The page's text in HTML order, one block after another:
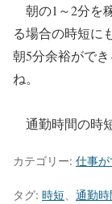
朝の1～2分を
る場合の時短に
朝5分余裕がで
ね。
通勤時間の時
カテゴリー: 仕事
タグ: 時短 通勤時